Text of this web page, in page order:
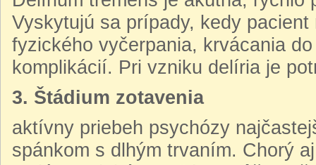
Vyskytujú sa prípady, kedy
fyzického vyčerpania, krvácania
komplikácií. Pri vzniku delíria je
3. Štádium zotavenia
aktívny priebeh psychózy
spánkom s dlhým trvaním. Chorý